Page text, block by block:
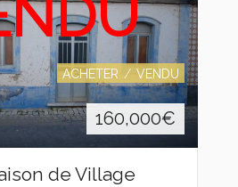
ACHETER VENDU
160,000€
de Village